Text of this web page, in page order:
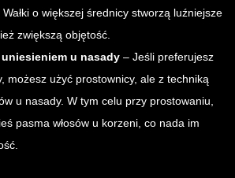
o większej średnicy stworzą luźniejsze
zwiększą objętość.
u nasady – Jeśli preferujesz
możesz użyć prostownicy, ale z techniką
u nasady. W tym celu przy prostowaniu,
pasma włosów u korzeni, co nada im